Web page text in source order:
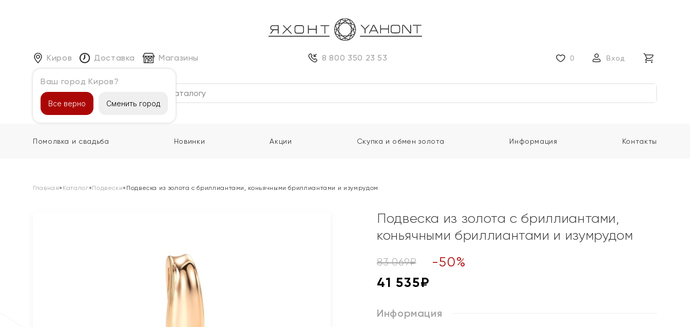
Киров
Ваш город Киров?
Все верно Сменить город
Доставка Магазины 8 800 350 23 53 0 Вход
Каталог
Помолвка и свадьба Новинки Акции Скупка и обмен золота Информация Контакты
Главная» Каталог»Подвески» Подвеска из золота с бриллиантами, коньячными бриллиантами и изумрудом
Подвеска из золота с бриллиантами,
коньячными бриллиантами и изумрудом
83 069₽ -50%
41 535₽
Информация